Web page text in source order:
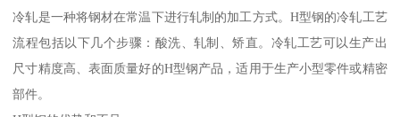
冷轧是一种将钢材在常温下进行轧制的加工方式。H型钢的冷轧工艺
流程包括以下几个步骤：酸洗、轧制、矫直。冷轧工艺可以生产出
尺寸精度高、表面质量好的H型钢产品，适用于生产小型零件或精密
部件。